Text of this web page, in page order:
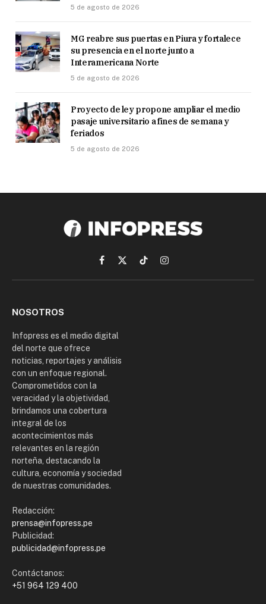
5 de agosto de 2026
MG reabre sus puertas en Piura y fortalece
su presencia en el norte junto a
Interamericana Norte
5 de agosto de 2026
Proyecto de ley propone ampliar el medio
pasaje universitario a fines de semana y
feriados
5 de agosto de 2026
Facebook
X
(Twitter)
TikTokInstagram
NOSOTROS
Infopress es el medio digital
del norte que ofrece
noticias, reportajes y análisis
con un enfoque regional.
Comprometidos con la
veracidad y la objetividad,
brindamos una cobertura
integral de los
acontecimientos más
relevantes en la región
norteña, destacando la
cultura, economía y sociedad
de nuestras comunidades.
Redacción:
prensa@infopress.pe
Publicidad:
publicidad@infopress.pe
Contáctanos:
+51 964 129 400